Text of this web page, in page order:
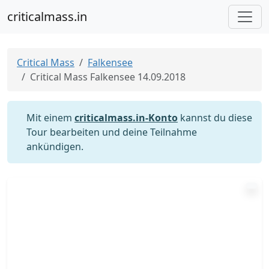
criticalmass.in
Critical Mass
Falkensee
Critical Mass Falkensee 14.09.2018
Mit einem criticalmass.in-Konto kannst du diese
Tour bearbeiten und deine Teilnahme
ankündigen.